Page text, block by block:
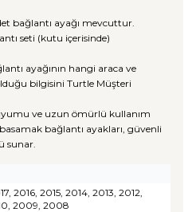
bağlantı ayağı mevcuttur.
seti (kutu içerisinde)
ayağının hangi araca ve
bilgisini Turtle Müşteri
ve uzun ömürlü kullanım
bağlantı ayakları, güvenli
sunar.
2016, 2015, 2014, 2013, 2012,
2009, 2008